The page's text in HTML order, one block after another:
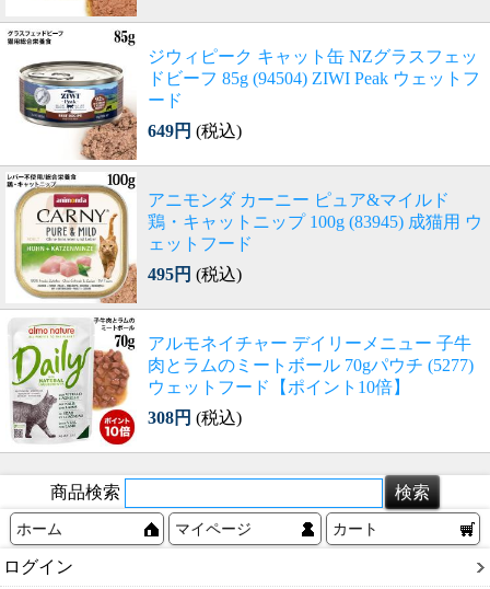
ジウィピーク キャット缶 NZグラスフェッ
ドビーフ 85g (94504) ZIWI Peak ウェットフ
ード
649円 (税込)
アニモンダ カーニー ピュア&マイルド
鶏・キャットニップ 100g (83945) 成猫用 ウ
ェットフード
495円 (税込)
アルモネイチャー デイリーメニュー 子牛
肉とラムのミートボール 70gパウチ (5277)
ウェットフード【ポイント10倍】
308円 (税込)
商品検索
ホーム マイページ カート
ログイン